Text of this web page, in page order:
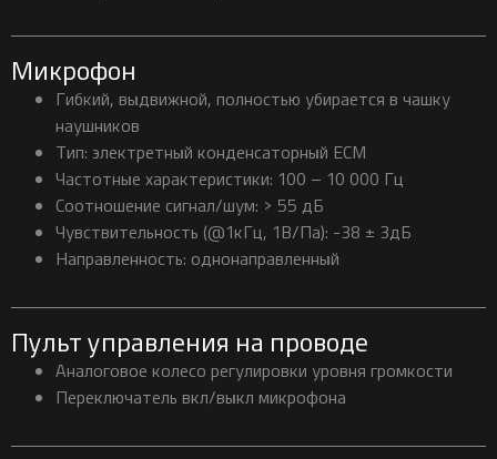
Микрофон
Гибкий, выдвижной, полностью убирается в чашку
наушников
Тип: электретный конденсаторный ECM
Частотные характеристики: 100 – 10 000 Гц
Соотношение сигнал/шум: > 55 дБ
Чувствительность (@1кГц, 1В/Па): -38 ± 3дБ
Направленность: однонаправленный
Пульт управления на проводе
Аналоговое колесо регулировки уровня громкости
Переключатель вкл/выкл микрофона